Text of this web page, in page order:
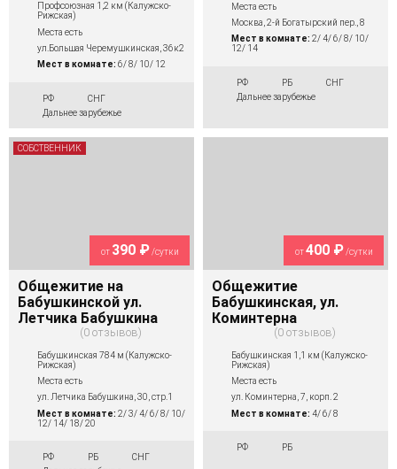
Профсоюзная 1,2 км (Калужско-
Рижская)
Места есть
ул.Большая Черемушкинская, 36к2
Мест в комнате: 6/ 8/ 10/ 12
РФ
СНГ
Дальнее зарубежье
Места есть
Москва, 2-й Богатырский пер., 8
Мест в комнате: 2/ 4/ 6/ 8/ 10/
12/ 14
РФ РБ
СНГ
Дальнее зарубежье
от 390 ₽/сутки
Общежитие на
Бабушкинской ул.
Летчика Бабушкина
0 отзывов
Бабушкинская 784 м (Калужско-
Рижская)
Места есть
ул. Летчика Бабушкина, 30, стр.1
Мест в комнате: 2/ 3/ 4/ 6/ 8/ 10/
12/ 14/ 18/ 20
РФ РБ
СНГ
СОБСТВЕННИК
от400 ₽/сутки
Общежитие
Бабушкинская, ул.
Коминтерна
0 отзывов
Бабушкинская 1,1 км (Калужско-
Рижская)
Места есть
ул. Коминтерна, 7, корп. 2
Мест в комнате: 4/ 6/ 8
РФ РБ